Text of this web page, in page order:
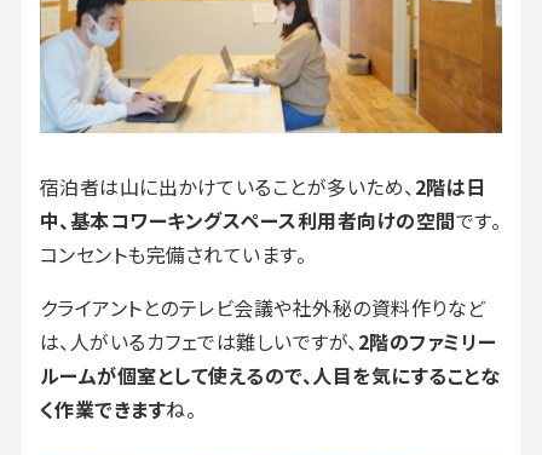
宿泊者は山に出かけていることが多いため、2階は日
中、基本コワーキングスペース利用者向けの空間です。
コンセントも完備されています。
クライアントとのテレビ会議や社外秘の資料作りなど
は、人がいるカフェでは難しいですが、2階のファミリー
ルームが個室として使えるので、人目を気にすることな
く作業できますね。